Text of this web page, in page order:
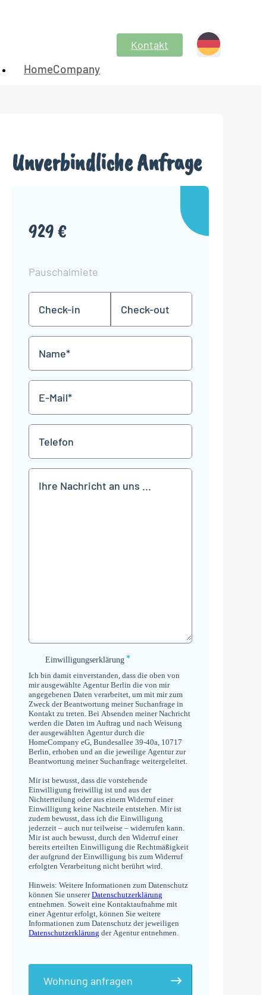
HomeCompany
Kontakt
Unverbindliche Anfrage
929 €
Pauschalmiete
in
TT
Punkt
MM
JJJJ
TT
Punkt
MM
Mail
*
Einwilligungserklärung
Einwilligungserklärung *
Ich bin damit einverstanden, dass die oben von
mir ausgewählte Agentur Berlin die von mir
angegebenen Daten verarbeitet, um mit mir zum
Zweck der Beantwortung meiner Suchanfrage in
Kontakt zu treten. Bei Absenden meiner Nachricht
werden die Daten im Auftrag und nach Weisung
der ausgewählten Agentur durch die
HomeCompany eG, Bundesallee 39-40a, 10717
Berlin, erhoben und an die jeweilige Agentur zur
Beantwortung meiner Suchanfrage weitergeleitet.
Mir ist bewusst, dass die vorstehende
Einwilligung freiwillig ist und aus der
Nichterteilung oder aus einem Widerruf einer
Einwilligung keine Nachteile entstehen. Mir ist
zudem bewusst, dass ich die Einwilligung
jederzeit – auch nur teilweise – widerrufen kann.
Mir ist auch bewusst, durch den Widerruf einer
bereits erteilten Einwilligung die Rechtmäßigkeit
der aufgrund der Einwilligung bis zum Widerruf
erfolgten Verarbeitung nicht berührt wird.
Hinweis: Weitere Informationen zum Datenschutz
können Sie unsererDatenschutzerklärung
entnehmen. Soweit eine Kontaktaufnahme mit
einer Agentur erfolgt, können Sie weitere
Informationen zum Datenschutz der jeweiligen
Datenschutzerklärung der Agentur entnehmen.
Wohnung anfragen